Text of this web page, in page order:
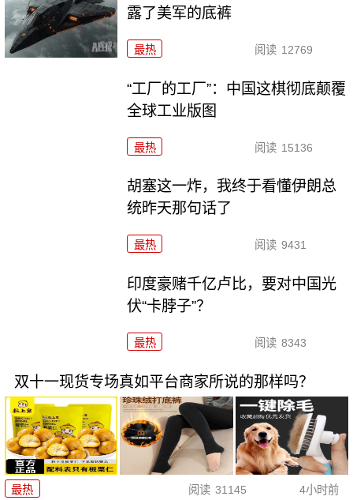
露了美军的底裤
最热 阅读 12769
“工厂的工厂”：中国这棋彻底颠覆
全球工业版图
最热 阅读 15136
胡塞这一炸，我终于看懂伊朗总
统昨天那句话了
最热 阅读 9431
印度豪赌千亿卢比，要对中国光
伏“卡脖子”？
最热 阅读 8343
双十一现货专场真如平台商家所说的那样吗？
最热 阅读 31145 4小时前